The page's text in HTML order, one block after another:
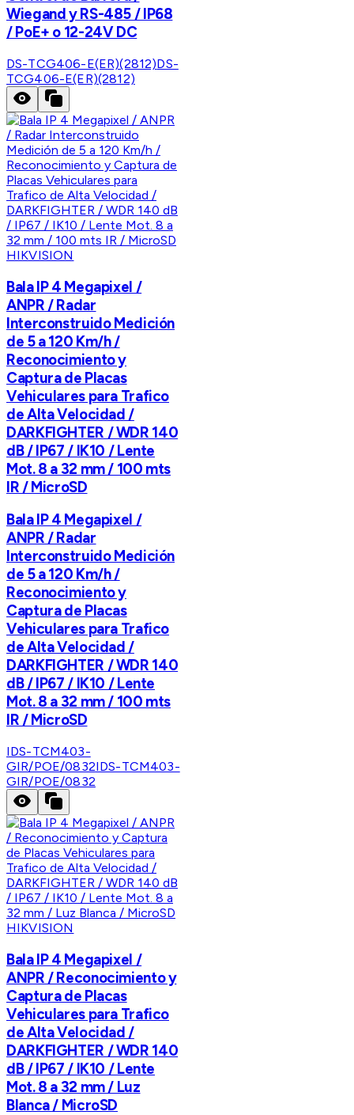
Wiegand y RS-485 / IP68
/ PoE+ o 12-24V DC
DS-TCG406-E(ER)(2812)DS-
TCG406-E(ER)(2812)
HIKVISION
Bala IP 4 Megapixel /
ANPR / Radar
Interconstruido Medición
de 5 a 120 Km/h /
Reconocimiento y
Captura de Placas
Vehiculares para Trafico
de Alta Velocidad /
DARKFIGHTER / WDR 140
dB / IP67 / IK10 / Lente
Mot. 8 a 32 mm / 100 mts
IR / MicroSD
Bala IP 4 Megapixel /
ANPR / Radar
Interconstruido Medición
de 5 a 120 Km/h /
Reconocimiento y
Captura de Placas
Vehiculares para Trafico
de Alta Velocidad /
DARKFIGHTER / WDR 140
dB / IP67 / IK10 / Lente
Mot. 8 a 32 mm / 100 mts
IR / MicroSD
IDS-TCM403-
GIR/POE/0832IDS-TCM403-
GIR/POE/0832
HIKVISION
Bala IP 4 Megapixel /
ANPR / Reconocimiento y
Captura de Placas
Vehiculares para Trafico
de Alta Velocidad /
DARKFIGHTER / WDR 140
dB / IP67 / IK10 / Lente
Mot. 8 a 32 mm / Luz
Blanca / MicroSD